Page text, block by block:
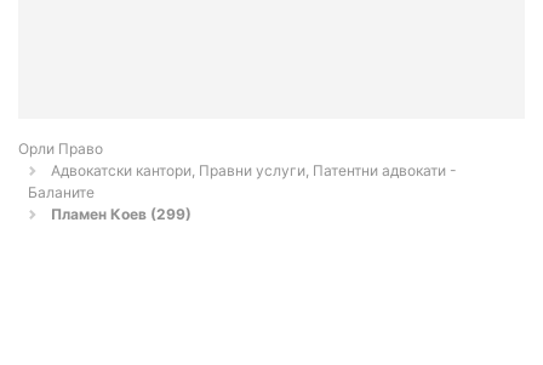
Орли Право
Адвокатски кантори, Правни услуги, Патентни адвокати -
Баланите
Пламен Коев (299)